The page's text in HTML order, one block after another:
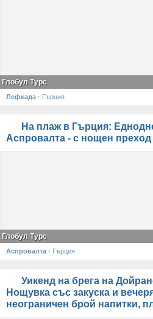
Глобул Турс
Лефкада · Гърция
На плаж в Гърция:
Аспровалта - с нощен преход
Глобул Турс
Аспровалта · Гърция
Уикенд на брега на
Нощувка със закуска и
неограничен брой напитки,